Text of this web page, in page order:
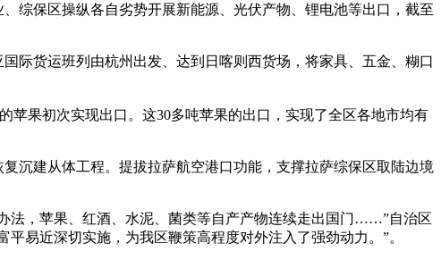
综保区操纵各自劣势开展新能源、光伏产物、锂电池等出口，截至
货运班列由杭州出发、达到日喀则西货场，将家具、五金、糊口
果初次实现出口。这30多吨苹果的出口，实现了全区各地市均有
建从体工程。提拔拉萨航空港口功能，支撑拉萨综保区取陆边境
，苹果、红酒、水泥、菌类等自产产物连续走出国门……”自治区
易近深切实施，为我区鞭策高程度对外注入了强劲动力。”。